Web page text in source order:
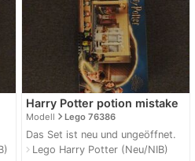
Harry Potter potion mistake
Modellnavigate_nextLego 76386
Das Set ist neu und ungeöffnet.
navigate_nextLego Harry Potter (Neu/NIB)